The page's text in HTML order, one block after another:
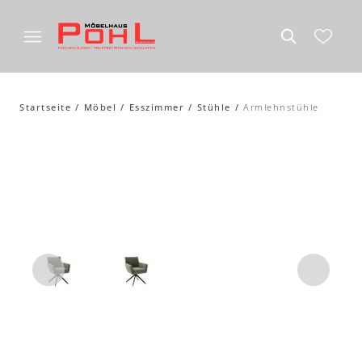
Startseite Möbel Esszimmer Stühle Armlehnstühle